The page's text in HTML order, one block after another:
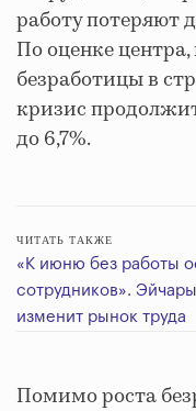
работу потеряют
По оценке центра,
безработицы в
кризис
до 6,7%.
ЧИТАТЬ ТАКЖЕ
«К июню без работы
сотрудников».
изменит рынок труда
Помимо роста